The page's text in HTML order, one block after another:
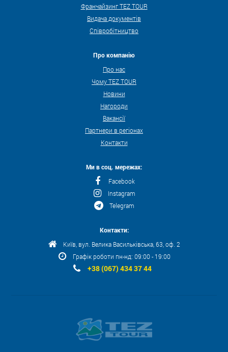
Франчайзинг TEZ TOUR
Видача документів
Співробітництво
Про компанію
Про нас
Чому TEZ TOUR
Новини
Нагороди
Вакансії
Партнери в регіонах
Контакти
Ми в соц. мережах:
Facebook
Instagram
Telegram
Контакти:
Київ, вул. Велика Васильківська, 63, оф. 2
Графік роботи пн-нд: 09:00 - 19:00
+38 (067) 434 37 44